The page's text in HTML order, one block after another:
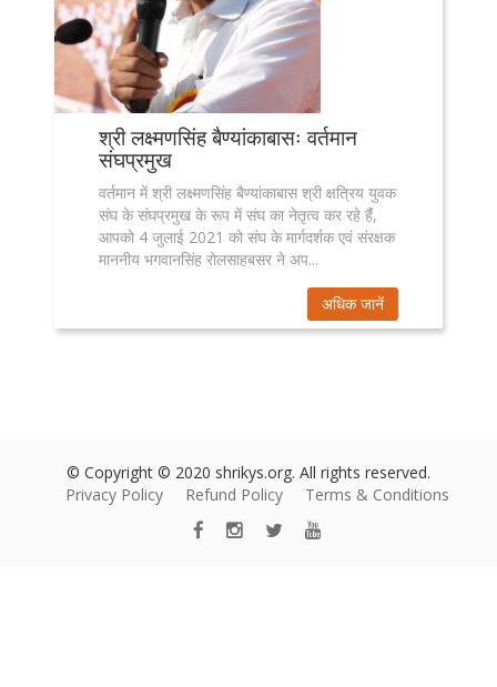
श्री लक्ष्मणसिंह बैण्यांकाबासः वर्तमान
संघप्रमुख
वर्तमान में श्री लक्ष्मणसिंह बैण्यांकाबास श्री क्षत्रिय युवक
संघ के संघप्रमुख के रूप में संघ का नेतृत्व कर रहे हैंं,
आपको 4 जुलाई 2021 को संघ के मार्गदर्शक एवं संरक्षक
माननीय भगवानसिंह रोलसाहबसर ने अप...
अधिक जानें
© Copyright © 2020 shrikys.org. All rights reserved.
Privacy Policy
Refund Policy Terms & Conditions